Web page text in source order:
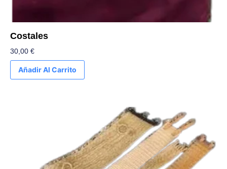
Costales
30,00 €
Añadir Al Carrito